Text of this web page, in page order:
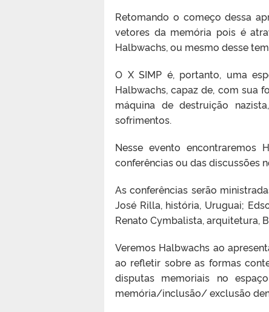
Retomando o começo dessa
vetores da memória pois é
Halbwachs, ou mesmo desse
O X SIMP é, portanto, uma
Halbwachs, capaz de, com sua
máquina de destruição
sofrimentos.
Nesse evento
conferências ou das discussões
As conferências serão
José Rilla, história, Uruguai;
Renato Cymbalista, arquitetura,
Veremos Halbwachs ao
ao refletir sobre as formas
disputas memoriais no
memória/inclusão/ exclusão